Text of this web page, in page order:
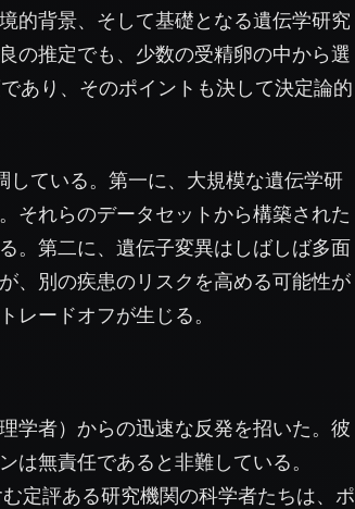
的背景、そして基礎となる遺伝学研究
の推定でも、少数の受精卵の中から選
あり、そのポイントも決して決定論的
ている。第一に、大規模な遺伝学研
それらのデータセットから構築された
。第二に、遺伝子変異はしばしば多面
、別の疾患のリスクを高める可能性が
レードオフが生じる。
学者）からの迅速な反発を招いた。彼
は無責任であると非難している。
定評ある研究機関の科学者たちは、ポ